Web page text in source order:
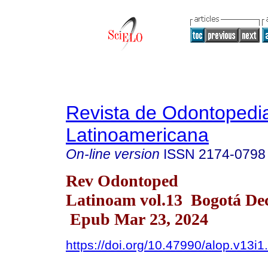
Revista de
Latinoamericana
On-line version ISSN 2174-0798
Rev Odontoped
Latinoam vol.13 Bogotá
Epub Mar 23, 2024
https://doi.org/10.47990/